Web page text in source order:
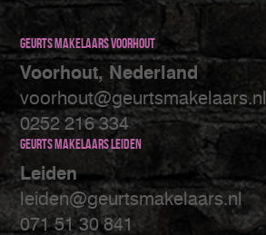
Geurts makelaars Voorhout
Voorhout, Nederland
voorhout@geurtsmakelaars.nl
0252 216 334
Geurts makelaars Leiden
Leiden
leiden@geurtsmakelaars.nl
071 51 30 841